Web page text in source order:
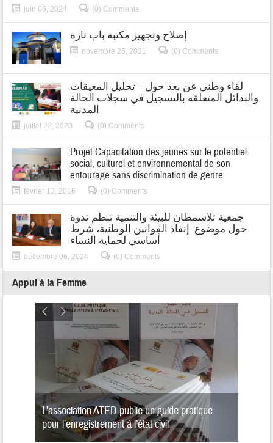
juin 06, 2024 (0) Comments
إصلاح وتجهيز مكتبة باب تازة
novembre 25, 2021 (0) Comments
لقاء وطني عن بعد حول – تحليل المعيقات
والبدائل المتعلقة بالتسجيل في سجلات الحالة
المدنية
juillet 22, 2020 (0) Comments
Projet Capacitation des jeunes sur le potentiel
social, culturel et environnemental de son
entourage sans discrimination de genre
février 13, 2016 (0) Comments
جمعية تلاسمطان للبيئة والتنمية تنظم ندوة
حول موضوع: إنفاذ القوانين الوطنية، شرط
أساسي لحماية النساء
décembre 06, 2024 (0) Comments
Appui à la Femme
L’association ATED publie un guide pratique
pour l’enregistrement à l’état civil